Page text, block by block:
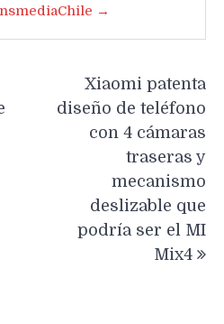
→
Xiaomi patenta
diseño de teléfono
con 4 cámaras
traseras y
mecanismo
deslizable que
podría ser el MI
Mix4